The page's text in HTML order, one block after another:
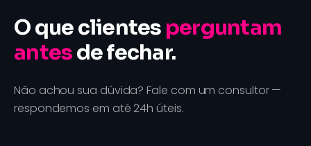
O que clientes perguntam
antesde fechar.
Não achou sua dúvida? Fale com um consultor —
respondemos em até 24h úteis.